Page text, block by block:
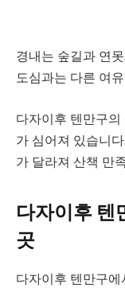
경내는 숲길과 연
도심과는 다른 여
다자이후 텐만구
가 심어져 있습니
가 달라져 산책 만
다자이후 텐
곳
다자이후 텐만구에